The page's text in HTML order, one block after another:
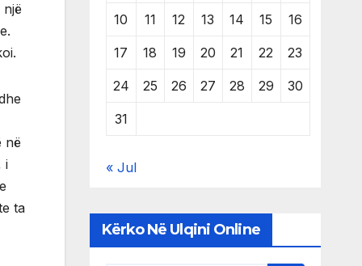
në
i
ta
10 11 12 13 14 15 16
17 18 19 20 21 22 23
24 25 26 27 28 29 30
31
« Jul
Kërko Në Ulqini Online